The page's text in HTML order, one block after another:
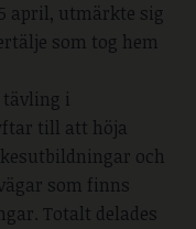
april, utmärkte sig
som tog hem
tävling i
till att höja
och
som finns
Totalt delades